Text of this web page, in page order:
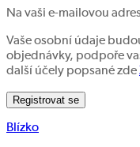
Na vaši e-mailovou
Vaše osobní údaje
objednávky, podpoře
další účely popsané zde
Registrovat se
Blízko